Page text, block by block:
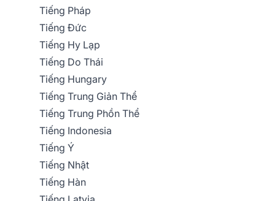
Tiếng Pháp
Tiếng Đức
Tiếng Hy Lạp
Tiếng Do Thái
Tiếng Hungary
Tiếng Trung Giản Thể
Tiếng Trung Phồn Thể
Tiếng Indonesia
Tiếng Ý
Tiếng Nhật
Tiếng Hàn